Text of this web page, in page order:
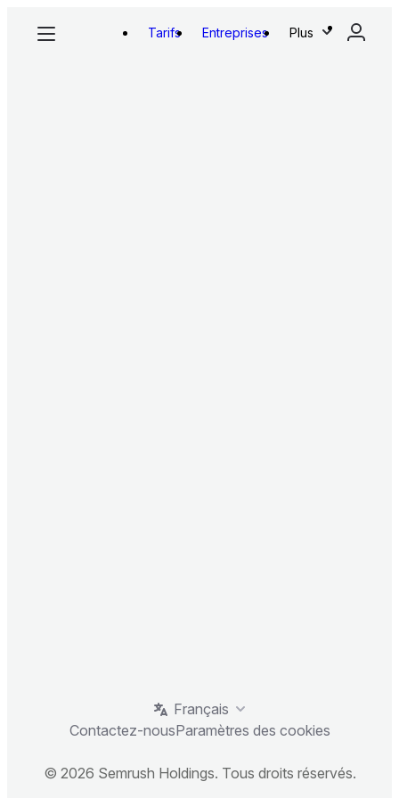
Tarifs Entreprises Plus
Français
Contactez-nousParamètres des cookies
© 2026 Semrush Holdings. Tous droits réservés.